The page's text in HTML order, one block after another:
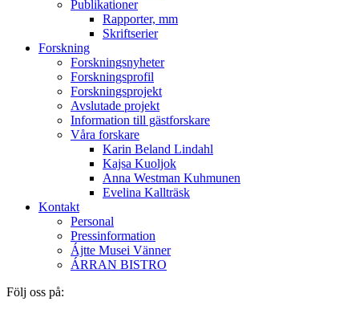
Publikationer
Rapporter, mm
Skriftserier
Forskning
Forskningsnyheter
Forskningsprofil
Forskningsprojekt
Avslutade projekt
Information till gästforskare
Våra forskare
Karin Beland Lindahl
Kajsa Kuoljok
Anna Westman Kuhmunen
Evelina Kallträsk
Kontakt
Personal
Pressinformation
Ájtte Musei Vänner
ÁRRAN BISTRO
Följ oss på: